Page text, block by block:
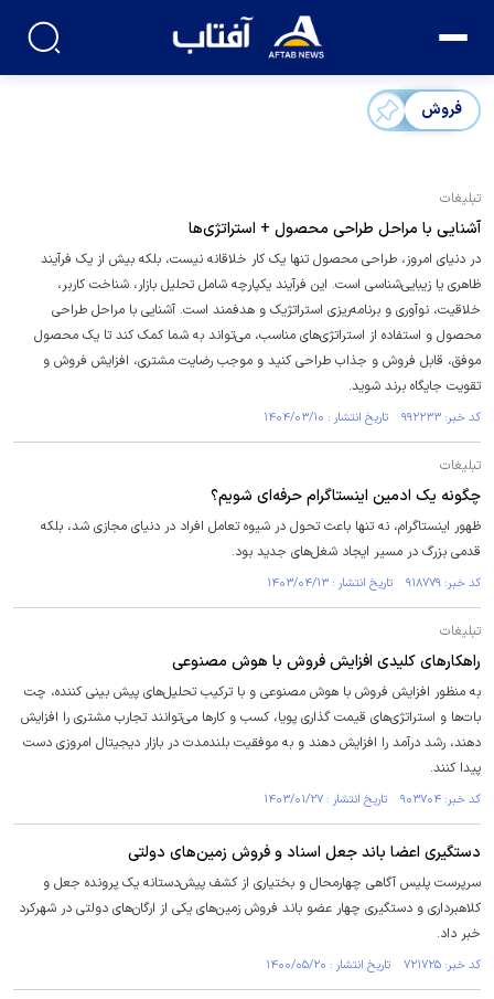
فروش
تبلیغات
آشنایی با مراحل طراحی محصول + استراتژی‌ها
در دنیای امروز، طراحی محصول تنها یک کار خلاقانه نیست، بلکه بیش از یک فرآیند
ظاهری یا زیبایی‌شناسی است. این فرآیند یکپارچه شامل تحلیل بازار، شناخت کاربر،
خلاقیت، نوآوری و برنامه‌ریزی استراتژیک و هدفمند است. آشنایی با مراحل طراحی
محصول و استفاده از استراتژی‌های مناسب، می‌تواند به شما کمک کند تا یک محصول
موفق، قابل فروش و جذاب طراحی کنید و موجب رضایت مشتری، افزایش فروش و
تقویت جایگاه برند شوید.
کد خبر: ۹۹۲۲۳۳ تاریخ انتشار : ۱۴۰۴/۰۳/۱۰
تبلیغات
چگونه یک ادمین اینستاگرام حرفه‌ای شویم؟
ظهور اینستاگرام، نه تنها باعث تحول در شیوه تعامل افراد در دنیای مجازی شد، بلکه
قدمی بزرگ در مسیر ایجاد شغل‌های جدید بود.
کد خبر: ۹۱۸۷۷۹ تاریخ انتشار : ۱۴۰۳/۰۴/۱۳
تبلیغات
راهکار‌های کلیدی افزایش فروش با هوش مصنوعی
به منظور افزایش فروش با هوش مصنوعی و با ترکیب تحلیل‌های پیش بینی کننده، چت
بات‌ها و استراتژی‌های قیمت گذاری پویا، کسب و کار‌ها می‌توانند تجارب مشتری را افزایش
دهند، رشد درآمد را افزایش دهند و به موفقیت بلندمدت در بازار دیجیتال امروزی دست
پیدا کنند.
کد خبر: ۹۰۳۷۰۴ تاریخ انتشار : ۱۴۰۳/۰۱/۲۷
دستگیری اعضا باند جعل اسناد و فروش زمین‌های دولتی
سرپرست پلیس آگاهی چهارمحال و بختیاری از کشف پیش‌دستانه یک پرونده جعل و
کلاهبرداری و دستگیری چهار عضو باند فروش زمین‌های یکی از ارگان‌های دولتی در شهرکرد
خبر داد.
کد خبر: ۷۲۱۷۲۵ تاریخ انتشار : ۱۴۰۰/۰۵/۲۰